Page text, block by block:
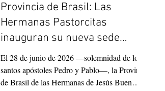
Provincia de Brasil: Las
Hermanas Pastorcitas
inauguran su nueva sede
provincial
El 28 de junio de 2026 —solemnidad de los
santos apóstoles Pedro y Pablo—, la Provincia
de Brasil de las Hermanas de Jesús Buen